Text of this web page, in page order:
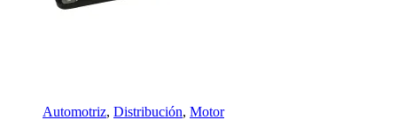
Automotriz, Distribución, Motor